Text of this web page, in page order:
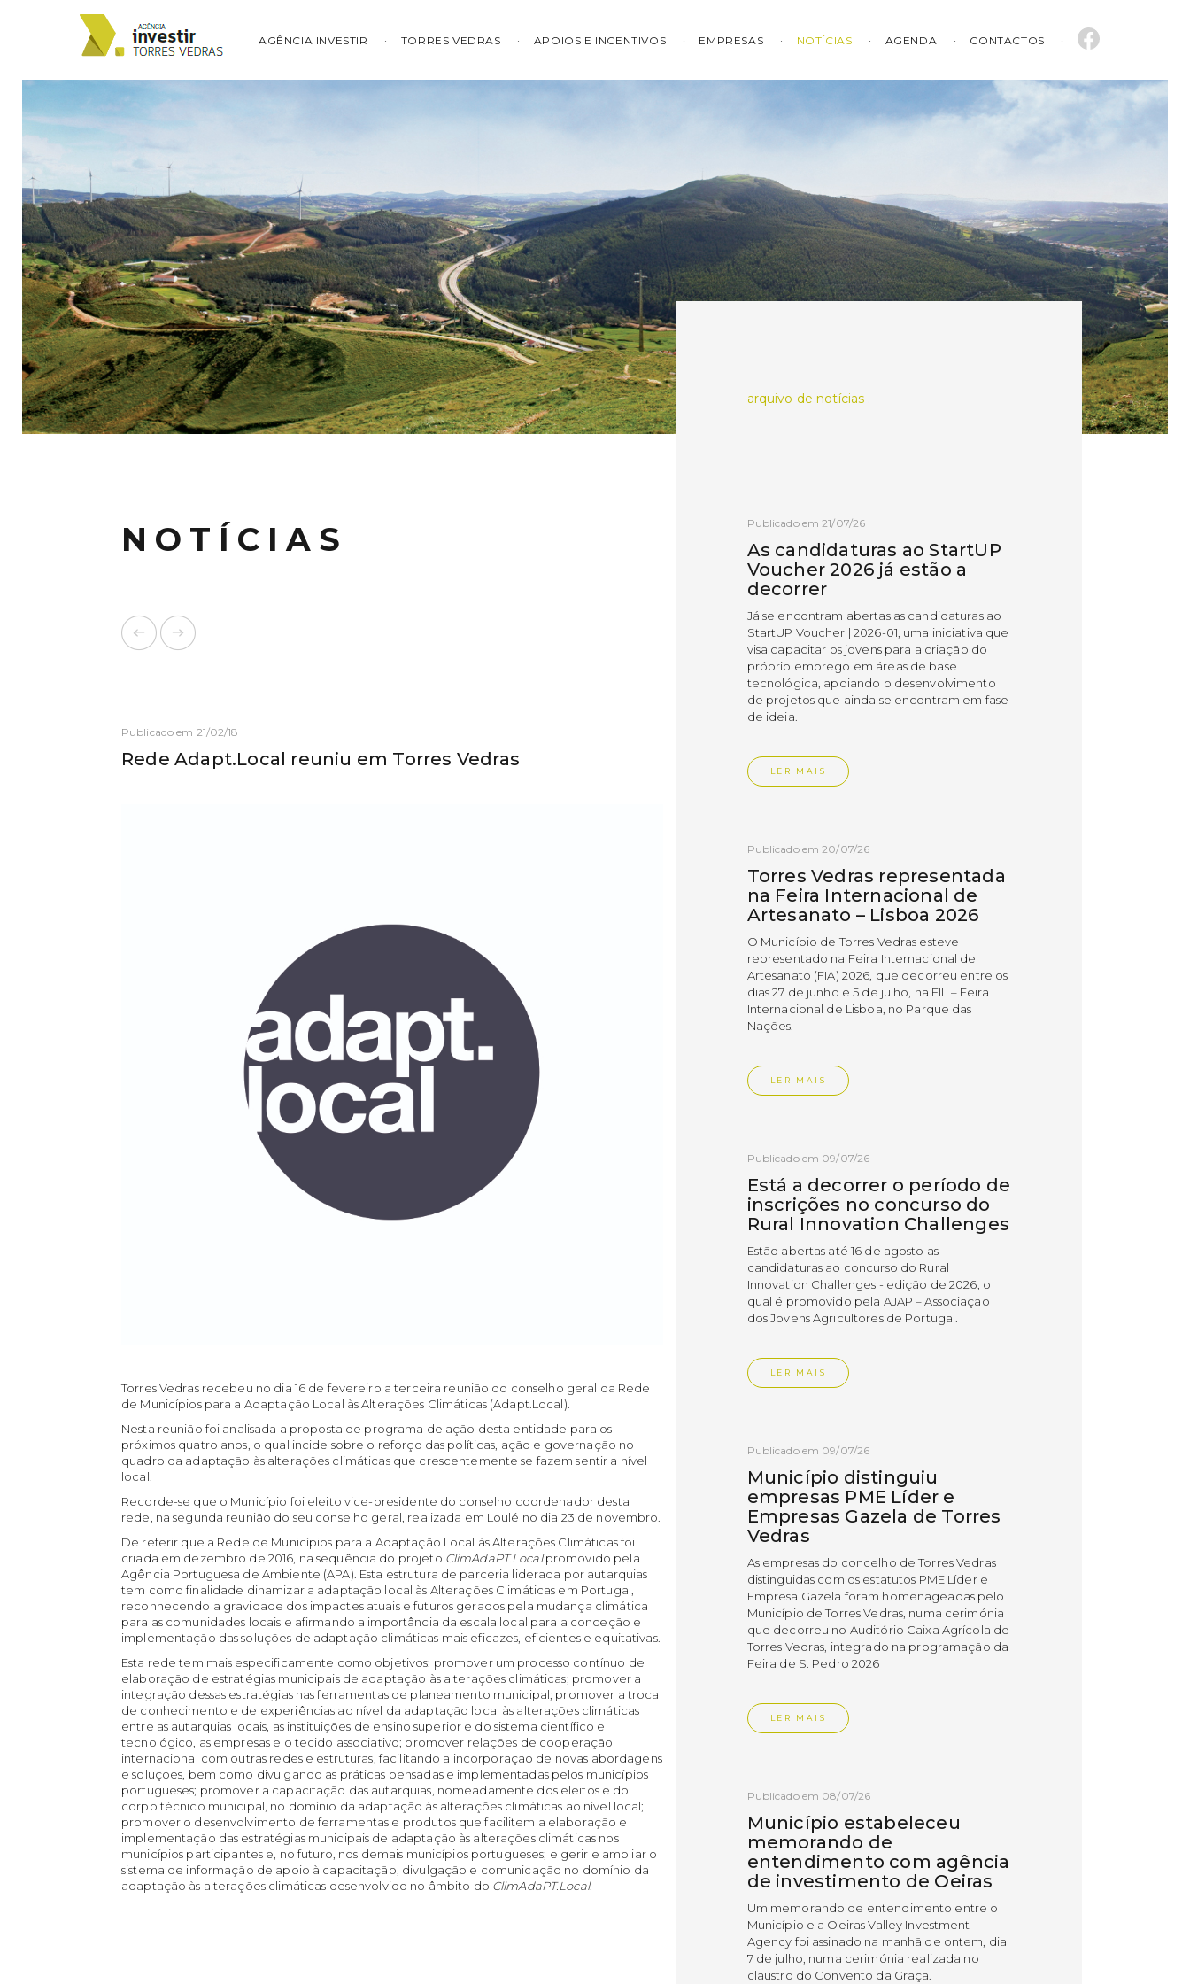
AGÊNCIA INVESTIR TORRES VEDRAS APOIOS E INCENTIVOS EMPRESAS NOTÍCIAS AGENDA CONTACTOS
NOTÍCIAS
Publicado em 21/02/18
Rede Adapt.Local reuniu em Torres Vedras
Torres Vedras recebeu no dia 16 de fevereiro a terceira reunião do conselho geral da Rede
de Municípios para a Adaptação Local às Alterações Climáticas (Adapt.Local).
Nesta reunião foi analisada a proposta de programa de ação desta entidade para os
próximos quatro anos, o qual incide sobre o reforço das políticas, ação e governação no
quadro da adaptação às alterações climáticas que crescentemente se fazem sentir a nível
local.
Recorde-se que o Município foi eleito vice-presidente do conselho coordenador desta
rede, na segunda reunião do seu conselho geral, realizada em Loulé no dia 23 de novembro.
De referir que a Rede de Municípios para a Adaptação Local às Alterações Climáticas foi
criada em dezembro de 2016, na sequência do projeto ClimAdaPT.Localpromovido pela
Agência Portuguesa de Ambiente (APA). Esta estrutura de parceria liderada por autarquias
tem como finalidade dinamizar a adaptação local às Alterações Climáticas em Portugal,
reconhecendo a gravidade dos impactes atuais e futuros gerados pela mudança climática
para as comunidades locais e afirmando a importância da escala local para a conceção e
implementação das soluções de adaptação climáticas mais eficazes, eficientes e equitativas.
Esta rede tem mais especificamente como objetivos: promover um processo contínuo de
elaboração de estratégias municipais de adaptação às alterações climáticas; promover a
integração dessas estratégias nas ferramentas de planeamento municipal; promover a troca
de conhecimento e de experiências ao nível da adaptação local às alterações climáticas
entre as autarquias locais, as instituições de ensino superior e do sistema científico e
tecnológico, as empresas e o tecido associativo; promover relações de cooperação
internacional com outras redes e estruturas, facilitando a incorporação de novas abordagens
e soluções, bem como divulgando as práticas pensadas e implementadas pelos municípios
portugueses; promover a capacitação das autarquias, nomeadamente dos eleitos e do
corpo técnico municipal, no domínio da adaptação às alterações climáticas ao nível local;
promover o desenvolvimento de ferramentas e produtos que facilitem a elaboração e
implementação das estratégias municipais de adaptação às alterações climáticas nos
municípios participantes e, no futuro, nos demais municípios portugueses; e gerir e ampliar o
sistema de informação de apoio à capacitação, divulgação e comunicação no domínio da
adaptação às alterações climáticas desenvolvido no âmbito do ClimAdaPT.Local.
arquivo de notícias .
Publicado em 21/07/26
As candidaturas ao StartUP
Voucher 2026 já estão a
decorrer
Já se encontram abertas as candidaturas ao
StartUP Voucher | 2026-01, uma iniciativa que
visa capacitar os jovens para a criação do
próprio emprego em áreas de base
tecnológica, apoiando o desenvolvimento
de projetos que ainda se encontram em fase
de ideia.
LER MAIS
Publicado em 20/07/26
Torres Vedras representada
na Feira Internacional de
Artesanato – Lisboa 2026
O Município de Torres Vedras esteve
representado na Feira Internacional de
Artesanato (FIA) 2026, que decorreu entre os
dias 27 de junho e 5 de julho, na FIL – Feira
Internacional de Lisboa, no Parque das
Nações.
LER MAIS
Publicado em 09/07/26
Está a decorrer o período de
inscrições no concurso do
Rural Innovation Challenges
Estão abertas até 16 de agosto as
candidaturas ao concurso do Rural
Innovation Challenges - edição de 2026, o
qual é promovido pela AJAP – Associação
dos Jovens Agricultores de Portugal.
LER MAIS
Publicado em 09/07/26
Município distinguiu
empresas PME Líder e
Empresas Gazela de Torres
Vedras
As empresas do concelho de Torres Vedras
distinguidas com os estatutos PME Líder e
Empresa Gazela foram homenageadas pelo
Município de Torres Vedras, numa cerimónia
que decorreu no Auditório Caixa Agrícola de
Torres Vedras, integrado na programação da
Feira de S. Pedro 2026
LER MAIS
Publicado em 08/07/26
Município estabeleceu
memorando de
entendimento com agência
de investimento de Oeiras
Um memorando de entendimento entre o
Município e a Oeiras Valley Investment
Agency foi assinado na manhã de ontem, dia
7 de julho, numa cerimónia realizada no
claustro do Convento da Graça.